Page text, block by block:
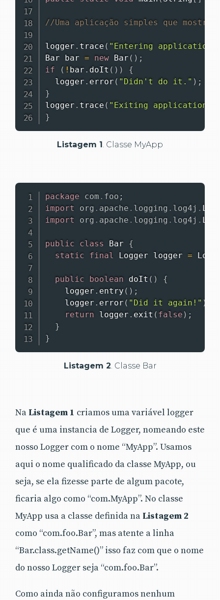
//Uma aplicação simples que mostra
logger . trace ( "Entering
Bar bar = new Bar ( ) ;
if
( ! bar . doIt ( ) )
{
  logger
. error ( "Didn't do it." ) ;
}
logger . trace ( "Exiting application."
}
Listagem 1. Classe MyApp
package com . foo ;
import
org . apache . logging . log4j .
import
org . apache . logging . log4j .
public class Bar
{
static
final Logger logger =
public boolean doIt ( )
{
    logger
. entry ( ) ;
    logger
. error ( "Did it again!" )
return logger . exit ( false ) ;
}
}
Listagem 2. Classe Bar
Na Listagem 1 criamos uma variável logger
que é uma instancia de Logger, nomeando este
nosso Logger com o nome “MyApp”. Usamos
aqui o nome qualificado da classe MyApp, ou
seja, se ela fizesse parte de algum pacote,
ficaria algo como “com.MyApp”. No classe
MyApp usa a classe definida na Listagem 2
como “com.foo.Bar”, mas atente a linha
“Bar.class.getName()” isso faz com que o nome
do nosso Logger seja “com.foo.Bar”.
Como ainda não configuramos nenhum